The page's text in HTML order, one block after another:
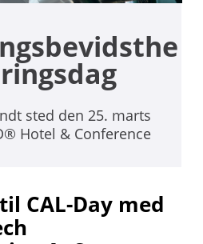
sted den 25. marts
Hotel & Conference
CAL-Day med